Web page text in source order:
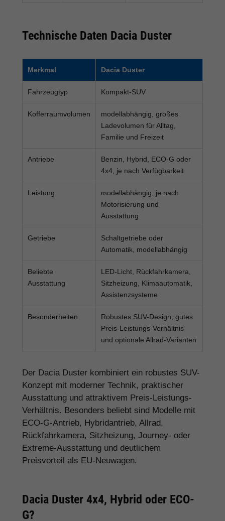
Technische Daten Dacia Duster
Merkmal Dacia Duster
Fahrzeugtyp Kompakt-SUV
Kofferraumvolumen
modellabhängig, großes
Ladevolumen für Alltag,
Familie und Freizeit
Antriebe
Benzin, Hybrid, ECO-G oder
4x4, je nach Verfügbarkeit
Leistung
modellabhängig, je nach
Motorisierung und
Ausstattung
Getriebe
Schaltgetriebe oder
Automatik, modellabhängig
Beliebte
Ausstattung
LED-Licht, Rückfahrkamera,
Sitzheizung, Klimaautomatik,
Assistenzsysteme
Besonderheiten
Robustes SUV-Design, gutes
Preis-Leistungs-Verhältnis
und optionale Allrad-Varianten
Der Dacia Duster kombiniert ein robustes SUV-
Konzept mit moderner Technik, praktischer
Ausstattung und attraktivem Preis-Leistungs-
Verhältnis. Besonders beliebt sind Modelle mit
ECO-G-Antrieb, Hybridantrieb, Allrad,
Rückfahrkamera, Sitzheizung, Journey- oder
Extreme-Ausstattung und deutlichem
Preisvorteil als EU-Neuwagen.
Dacia Duster 4x4, Hybrid oder ECO-
G?